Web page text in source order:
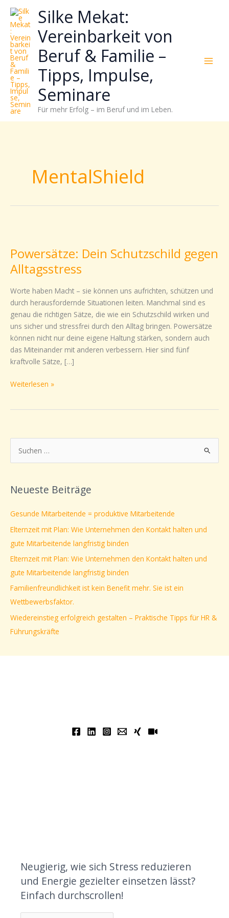
Zum
Inhalt
springen
Silke Mekat:
Vereinbarkeit von
Beruf & Familie –
Tipps, Impulse,
Seminare
Für mehr Erfolg – im Beruf und im Leben.
MentalShield
Powersätze: Dein Schutzschild gegen
Alltagsstress
Worte haben Macht – sie können uns aufrichten, schützen und
durch herausfordernde Situationen leiten. Manchmal sind es
genau die richtigen Sätze, die wie ein Schutzschild wirken und
uns sicher und stressfrei durch den Alltag bringen. Powersätze
können nicht nur deine eigene Haltung stärken, sondern auch
das Miteinander mit anderen verbessern. Hier sind fünf
kraftvolle Sätze, […]
Schutzschild
gegen
Alltagsstress
Weiterlesen »
u
h
n
a
c
h
:
Neueste Beiträge
Gesunde Mitarbeitende = produktive Mitarbeitende
Elternzeit mit Plan: Wie Unternehmen den Kontakt halten und
gute Mitarbeitende langfristig binden
Elternzeit mit Plan: Wie Unternehmen den Kontakt halten und
gute Mitarbeitende langfristig binden
Familienfreundlichkeit ist kein Benefit mehr. Sie ist ein
Wettbewerbsfaktor.
Wiedereinstieg erfolgreich gestalten – Praktische Tipps für HR &
Führungskräfte
Neugierig, wie sich Stress reduzieren
und Energie gezielter einsetzen lässt?
Einfach durchscrollen!
wie
sich
Stress
reduzieren
Energie
gezielter
einsetzen
lässt?
Einfach